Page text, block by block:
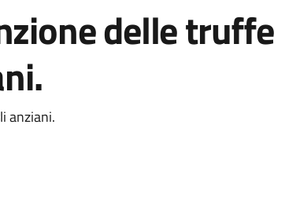
delle truffe
anziani.